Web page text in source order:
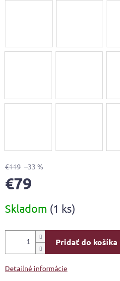
€119 –33 %
€79
cena:
Skladom (1 ks)
Pridať do košíka
Detailné informácie